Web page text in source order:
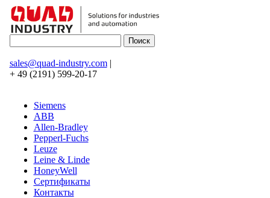
sales@quad-industry.com|
+ 49 (2191) 599-20-17
Siemens
ABB
Allen-Bradley
Pepperl-Fuchs
Leuze
Leine & Linde
HoneyWell
Сертификаты
Контакты